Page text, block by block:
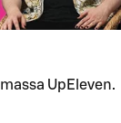
UpEleven.